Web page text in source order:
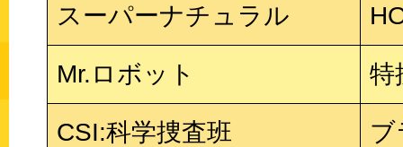
スーパーナチュラル
Mr.ロボット 特
CSI:科学捜査班 ブ